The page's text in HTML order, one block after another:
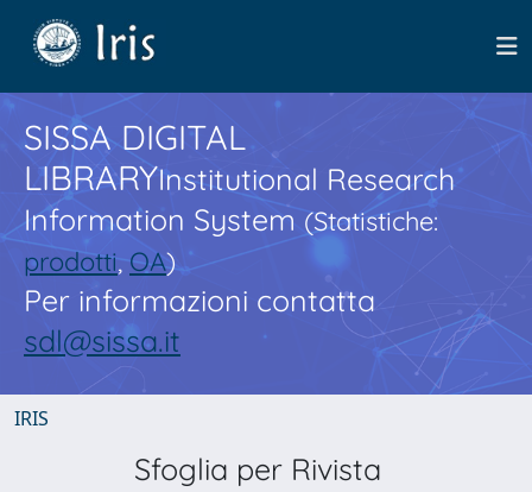
SISSA DIGITAL
LIBRARYInstitutional Research
Information System(Statistiche:
prodotti,OA)
Per informazioni contatta
sdl@sissa.it
IRIS
Sfoglia per Rivista